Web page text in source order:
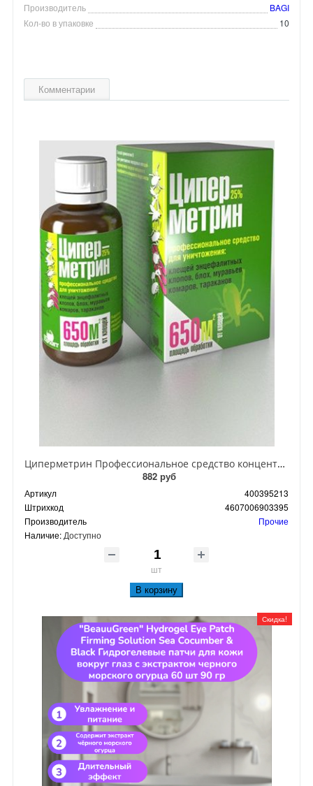
Производитель
BAGI
Кол-во в упаковке
10
Комментарии
Циперметрин Профессиональное средство концентрат эмульсии 25% для уничтожения тараканов, мух,комаров, блох, клопов, муравьев, ос 50 мл
882 руб
Артикул
400395213
Штрихкод
4607006903395
Производитель
Прочие
Наличие: Доступно
шт
В корзину
Скидка!